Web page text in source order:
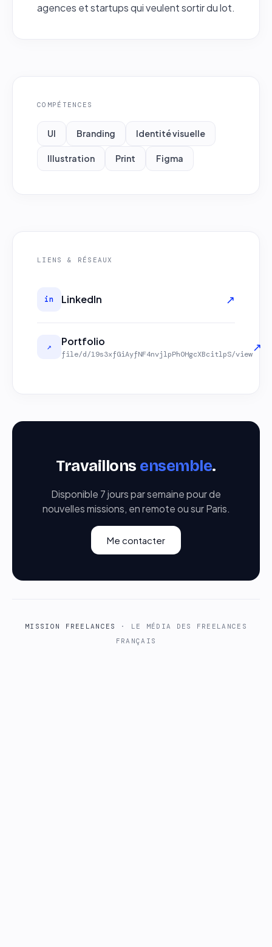
agences et startups qui veulent sortir du lot.
COMPÉTENCES
UI Branding Identité visuelle
Illustration Print Figma
LIENS & RÉSEAUX
in LinkedIn ↗
↗ Portfolio
file/d/19s3xfGiAyfNF4nvjlpPhOHgcXBcitlpS/view
↗
Travaillons ensemble.
Disponible 7 jours par semaine pour de
nouvelles missions, en remote ou sur Paris.
Me contacter
MISSION FREELANCES
· LE MÉDIA DES FREELANCES
FRANÇAIS